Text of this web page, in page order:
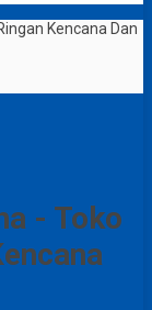
Kencana Dan
- Toko